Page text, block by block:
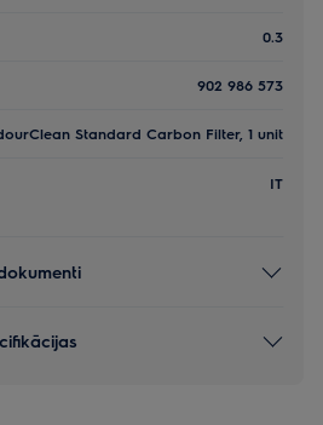
0.3
902 986 573
Standard Carbon Filter, 1 unit
IT